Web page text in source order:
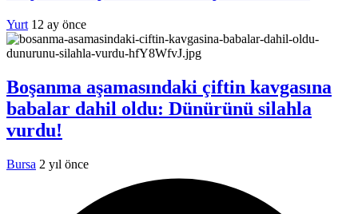
Yurt 12 ay önce
Boşanma aşamasındaki çiftin kavgasına
babalar dahil oldu: Dünürünü silahla
vurdu!
Bursa 2 yıl önce